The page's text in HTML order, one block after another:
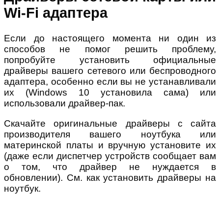
Wi-Fi адаптера
Если до настоящего момента ни один из
способов не помог решить проблему,
попробуйте установить официальные
драйверы вашего сетевого или беспроводного
адаптера, особенно если вы не устанавливали
их (Windows 10 установила сама) или
использовали драйвер-пак.
Скачайте оригинальные драйверы с сайта
производителя вашего ноутбука или
материнской платы и вручную установите их
(даже если диспетчер устройств сообщает вам
о том, что драйвер не нуждается в
обновлении). См. как установить драйверы на
ноутбук.